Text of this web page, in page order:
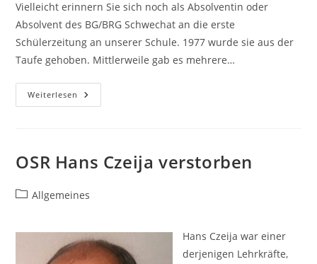
Vielleicht erinnern Sie sich noch als Absolventin oder
Absolvent des BG/BRG Schwechat an die erste
Schülerzeitung an unserer Schule. 1977 wurde sie aus der
Taufe gehoben. Mittlerweile gab es mehrere…
Weiterlesen BGInside
–
Schwechat
OSR Hans Czeija verstorben
Beitrags-
Allgemeines
Hans Czeija war einer
derjenigen Lehrkräfte,